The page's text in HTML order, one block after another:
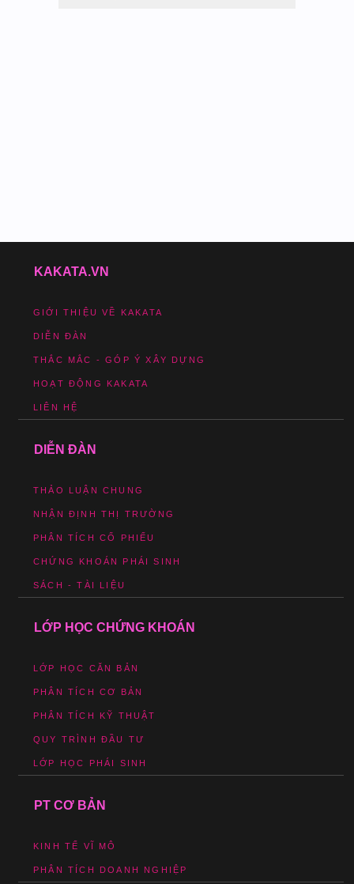
KAKATA.VN
GIỚI THIỆU VỀ KAKATA
DIỄN ĐÀN
THẮC MẮC - GÓP Ý XÂY DỰNG
HOẠT ĐỘNG KAKATA
LIÊN HỆ
DIỄN ĐÀN
THẢO LUẬN CHUNG
NHẬN ĐỊNH THỊ TRƯỜNG
PHÂN TÍCH CỔ PHIẾU
CHỨNG KHOÁN PHÁI SINH
SÁCH - TÀI LIỆU
LỚP HỌC CHỨNG KHOÁN
LỚP HỌC CĂN BẢN
PHÂN TÍCH CƠ BẢN
PHÂN TÍCH KỸ THUẬT
QUY TRÌNH ĐẦU TƯ
LỚP HỌC PHÁI SINH
PT CƠ BẢN
KINH TẾ VĨ MÔ
PHÂN TÍCH DOANH NGHIỆP